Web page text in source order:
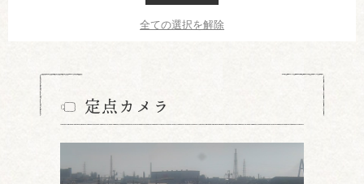
全ての選択を解除
定点カメラ